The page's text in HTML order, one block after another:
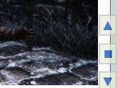
▲
■
▼